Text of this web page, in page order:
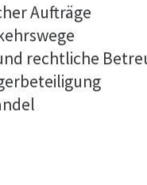
Aufträge
rechtliche